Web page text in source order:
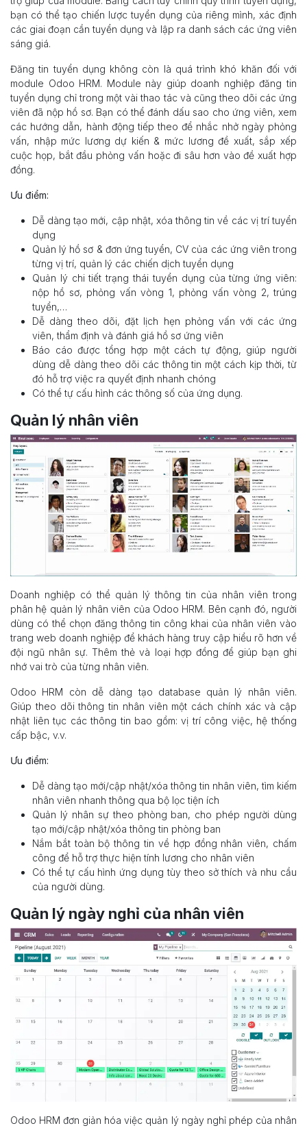
bạn có thể tạo chiến lược tuyển dụng của riêng mình, xác định
các giai đoạn cần tuyển dụng và lập ra danh sách các ứng viên
sáng giá.
Đăng tin tuyển dụng không còn là quá trình khó khăn đối với
module Odoo HRM. Module này giúp doanh nghiệp đăng tin
tuyển dụng chỉ trong một vài thao tác và cũng theo dõi các ứng
viên đã nộp hồ sơ. Bạn có thể đánh dấu sao cho ứng viên, xem
các hướng dẫn, hành động tiếp theo để nhắc nhở ngày phỏng
vấn, nhập mức lương dự kiến & mức lương đề xuất, sắp xếp
cuộc họp, bắt đầu phỏng vấn hoặc đi sâu hơn vào đề xuất hợp
đồng.
Ưu điểm:
Dễ dàng tạo mới, cập nhật, xóa thông tin về các vị trí tuyển
dụng
Quản lý hồ sơ & đơn ứng tuyển, CV của các ứng viên trong
từng vị trí, quản lý các chiến dịch tuyển dụng
Quản lý chi tiết trạng thái tuyển dụng của từng ứng viên:
nộp hồ sơ, phỏng vấn vòng 1, phỏng vấn vòng 2, trúng
tuyển,…
Dễ dàng theo dõi, đặt lịch hẹn phỏng vấn với các ứng
viên, thẩm định và đánh giá hồ sơ ứng viên
Báo cáo được tổng hợp một cách tự động, giúp người
dùng dễ dàng theo dõi các thông tin một cách kịp thời, từ
đó hỗ trợ việc ra quyết định nhanh chóng
Có thể tự cấu hình các thông số của ứng dụng.
Quản lý nhân viên
Doanh nghiệp có thể quản lý thông tin của nhân viên trong
phân hệ quản lý nhân viên của Odoo HRM. Bên cạnh đó, người
dùng có thể chọn đăng thông tin công khai của nhân viên vào
trang web doanh nghiệp để khách hàng truy cập hiểu rõ hơn về
đội ngũ nhân sự. Thêm thẻ và loại hợp đồng để giúp bạn ghi
nhớ vai trò của từng nhân viên.
Odoo HRM còn dễ dàng tạo database quản lý nhân viên.
Giúp theo dõi thông tin nhân viên một cách chính xác và cập
nhật liên tục các thông tin bao gồm: vị trí công việc, hệ thống
cấp bậc, v.v.
Ưu điểm:
Dễ dàng tạo mới/cập nhật/xóa thông tin nhân viên, tìm kiếm
nhân viên nhanh thông qua bộ lọc tiện ích
Quản lý nhân sự theo phòng ban, cho phép người dùng
tạo mới/cập nhật/xóa thông tin phòng ban
Nắm bắt toàn bộ thông tin về hợp đồng nhân viên, chấm
công để hỗ trợ thực hiện tính lương cho nhân viên
Có thể tự cấu hình ứng dụng tùy theo sở thích và nhu cầu
của người dùng.
Quản lý ngày nghỉ của nhân viên
Odoo HRM đơn giản hóa việc quản lý ngày nghỉ phép của nhân